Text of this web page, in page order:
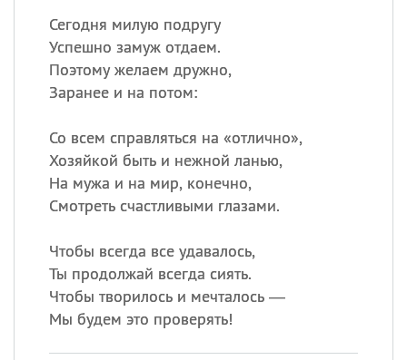
Сегодня милую подругу
Успешно замуж отдаем.
Поэтому желаем дружно,
Заранее и на потом:
Со всем справляться на «отлично»,
Хозяйкой быть и нежной ланью,
На мужа и на мир, конечно,
Смотреть счастливыми глазами.
Чтобы всегда все удавалось,
Ты продолжай всегда сиять.
Чтобы творилось и мечталось —
Мы будем это проверять!